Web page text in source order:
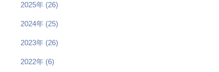
2025年 (26)
2024年 (25)
2023年 (26)
2022年 (6)